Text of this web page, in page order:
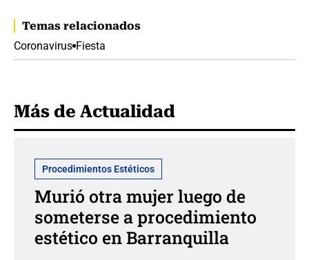
Temas relacionados
Coronavirus Fiesta
Más de Actualidad
Procedimientos Estéticos
Murió otra mujer luego de
someterse a procedimiento
estético en Barranquilla